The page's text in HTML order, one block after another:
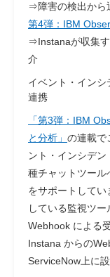
⇒障害の検出から
第4弾：IBM
⇒Instanaが収集
介
イベント・イン
連携
「第3弾：IBM
と分析」 の連載で
ント・インシデ
種チャットツール
をサポートして
している監視ツ
Webhook による
Instana からの
ServiceNow上に